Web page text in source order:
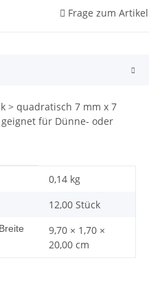
Frage zum Artikel
> quadratisch 7 mm x 7
für Dünne- oder
0,14 kg
12,00 Stück
9,70 × 1,70 ×
20,00 cm